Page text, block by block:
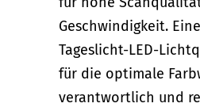
Geschwindigkeit.
Tageslicht-LED-
für die optimale
verantwortlich und